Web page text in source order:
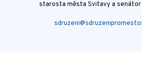
starosta města Svitavy a senátor